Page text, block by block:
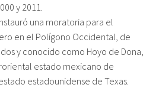
y 2011.
una moratoria para el
en el Polígono Occidental, de
y conocido como Hoyo de Dona,
estado mexicano de
estadounidense de Texas.